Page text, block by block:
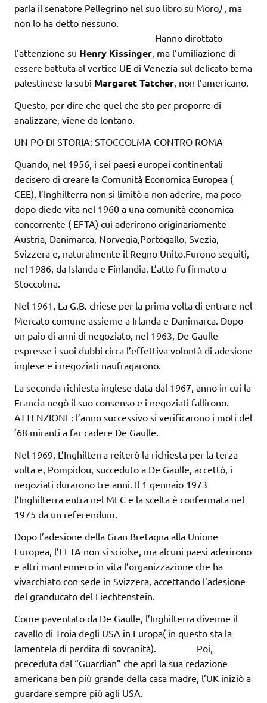
parla il senatore Pellegrino nel suo libro su Moro)
, ma
non lo ha detto nessuno.
Hanno dirottato
l’attenzione su Henry Kissinger , ma l’umiliazione di
essere battuta al vertice UE di Venezia sul delicato tema
palestinese la subì Margaret Tatcher , non l’americano.
Questo, per dire che quel che sto per proporre di
analizzare, viene da lontano.
UN PO DI STORIA: STOCCOLMA CONTRO ROMA
Quando, nel 1956, i sei paesi europei continentali
decisero di creare la Comunità Economica Europea (
CEE), l’Inghilterra non si limitò a non aderire, ma poco
dopo diede vita nel 1960 a una comunità economica
concorrente ( EFTA) cui aderirono originariamente
Austria, Danimarca, Norvegia,Portogallo, Svezia,
Svizzera e, naturalmente il Regno Unito.Furono seguiti,
nel 1986, da Islanda e Finlandia. L’atto fu firmato a
Stoccolma.
Nel 1961, La G.B. chiese per la prima volta di entrare nel
Mercato comune assieme a Irlanda e Danimarca. Dopo
un paio di anni di negoziato, nel 1963, De Gaulle
espresse i suoi dubbi circa l’effettiva volontà di adesione
inglese e i negoziati naufragarono.
La seconda richiesta inglese data dal 1967, anno in cui la
Francia negò il suo consenso e i negoziati fallirono.
ATTENZIONE: l’anno successivo si verificarono i moti del
’68 miranti a far cadere De Gaulle.
Nel 1969, L’Inghilterra reiterò la richiesta per la terza
volta e, Pompidou, succeduto a De Gaulle, accettò, i
negoziati durarono tre anni. Il 1 gennaio 1973
l’Inghilterra entra nel MEC e la scelta è confermata nel
1975 da un referendum.
Dopo l’adesione della Gran Bretagna alla Unione
Europea, l’EFTA non si sciolse, ma alcuni paesi aderirono
e altri mantennero in vita l’organizzazione che ha
vivacchiato con sede in Svizzera, accettando l’adesione
del granducato del Liechtenstein.
Come paventato da De Gaulle, l’Inghilterra divenne il
cavallo di Troia degli USA in Europa( in questo sta la
lamentela di perdita di sovranità). Poi,
preceduta dal “Guardian” che aprì la sua redazione
americana ben più grande della casa madre, l’UK iniziò a
guardare sempre più agli USA.